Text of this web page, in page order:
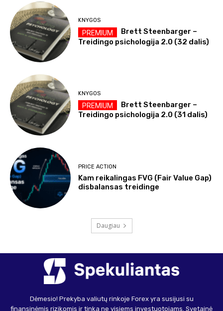
KNYGOS
Brett Steenbarger –
Treidingo psichologija 2.0 (32 dalis)
KNYGOS
Brett Steenbarger –
Treidingo psichologija 2.0 (31 dalis)
PRICE ACTION
Kam reikalingas FVG (Fair Value Gap)
disbalansas treidinge
Daugiau
Dėmesio! Prekyba valiutų rinkoje Forex yra susijusi su
finansinėmis rizikomis ir tinka ne visiems investuotojams. Svetainė